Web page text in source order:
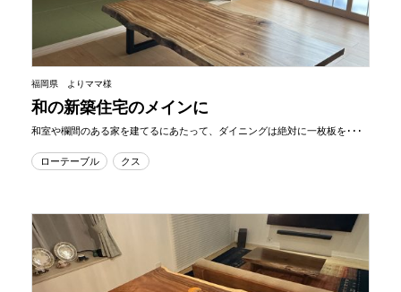
福岡県 よりママ様
和の新築住宅のメインに
和室や欄間のある家を建てるにあたって、ダイニングは絶対に一枚板を･･･
ローテーブル クス